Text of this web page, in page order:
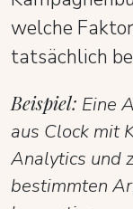
welche
tatsächlich
Beispiel: Eine
aus Clock mit
Analytics und
bestimmten